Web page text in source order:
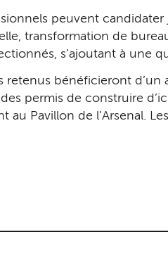
peuvent
transformation de
s’ajoutant à une
retenus bénéficieront
permis de construire
au Pavillon de l’Arsenal.